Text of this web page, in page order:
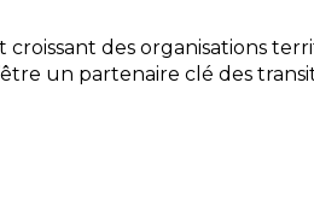
des organisations
un partenaire clé des